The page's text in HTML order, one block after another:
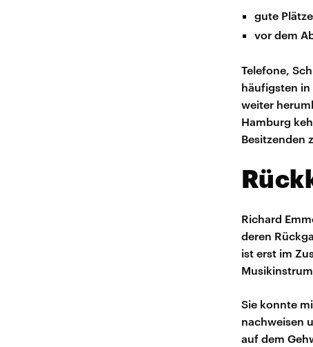
gute
vor dem
Telefone,
häufigsten in
weiter
Hamburg
Besitzenden
Richard
deren
ist erst im
Sie konnte
nachweisen
auf dem